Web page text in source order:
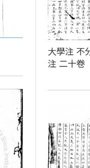
大學注 不
注 二十卷